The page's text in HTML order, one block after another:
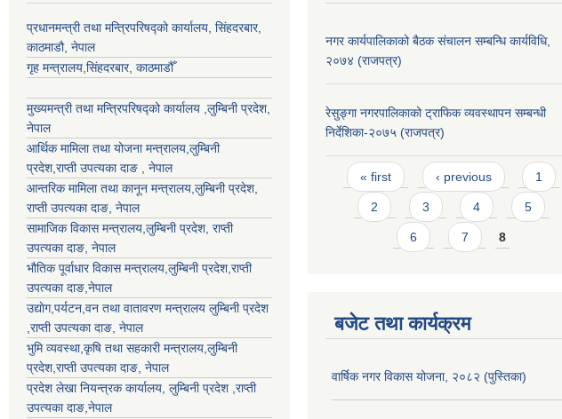
प्रधानमन्त्री तथा मन्त्रिपरिषद्को कार्यालय, सिंहदरबार,
काठमाडौ, नेपाल
गृह मन्त्रालय,सिंहदरबार, काठमाडौँ
मुख्यमन्त्री तथा मन्त्रिपरिषद्को कार्यालय ,लुम्बिनी प्रदेश,
नेपाल
आर्थिक मामिला तथा योजना मन्त्रालय, लुम्बिनी
प्रदेश ,राप्ती उपत्यका दाङ , नेपाल
आन्तरिक मामिला तथा कानून मन्त्रालय, लुम्बिनी प्रदेश
राप्ती उपत्यका दाङ , नेपाल
सामाजिक विकास मन्त्रालय, लुम्बिनी प्रदेश राप्ती
उपत्यका दाङ , नेपाल
भौतिक पूर्वाधार विकास मन्त्रालय, लुम्बिनी प्रदेश राप्ती
उपत्यका दाङ ,नेपाल
उद्याेग,पर्यटन,वन तथा वातावरण मन्त्रालय लुम्बिनी प्रदेश
राप्ती उपत्यका दाङ , नेपाल
भुमि व्यवस्था,कृषि तथा सहकारी मन्त्रालय, लुम्बिनी
प्रदेश राप्ती उपत्यका दाङ , नेपाल
प्रदेश लेखा नियन्त्रक कार्यालय, लुम्बिनी प्रदेश राप्ती
उपत्यका दाङ ,नेपाल
नगर कार्यपालिकाको बैठक संचालन सम्बन्धि कार्यविधि,
२०७४ (राजपत्र)
रेसुङ्गा नगरपालिकाको ट्राफिक व्यवस्थापन सम्बन्धी
निर्देशिका-२०७५ (राजपत्र)
Pages
« first ‹ previous 1
2 3 4 5
6 7 8
बजेट तथा कार्यक्रम
वार्षिक नगर विकास योजना, २०८२ (पुस्तिका)